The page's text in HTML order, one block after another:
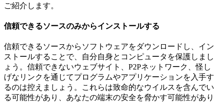
ご紹介します。
信頼できるソースのみからインストールする
信頼できるソースからソフトウェアをダウンロードし、イン
ストールすることで、自分自身とコンピュータを保護しまし
ょう。信頼できないウェブサイト、P2Pネットワーク、怪し
げなリンクを通じてプログラムやアプリケーションを入手す
るのは控えましょう。これらは致命的なウイルスを含んでい
る可能性があり、あなたの端末の安全を脅かす可能性があり